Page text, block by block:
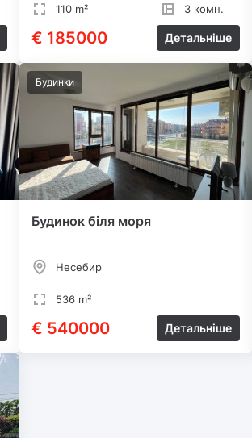
110 m² 3 комн.
€ 185000 Детальніше
Будинки
Будинок біля моря
Несебир
536 m²
€ 540000 Детальніше